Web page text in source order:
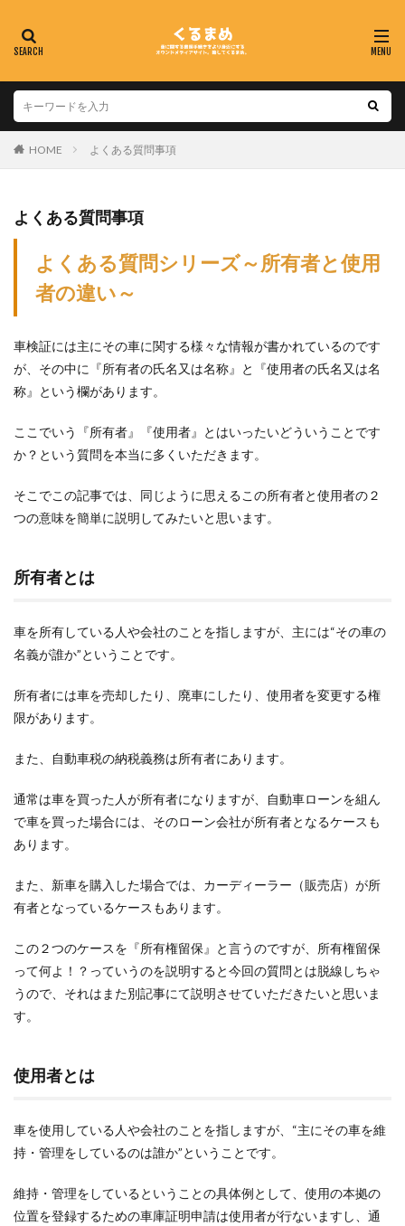
HOME よくある質問事項
よくある質問事項
よくある質問シリーズ～所有者と使用
者の違い～
車検証には主にその車に関する様々な情報が書かれているのです
が、その中に『所有者の氏名又は名称』と『使用者の氏名又は名
称』という欄があります。
ここでいう『所有者』『使用者』とはいったいどういうことです
か？という質問を本当に多くいただきます。
そこでこの記事では、同じように思えるこの所有者と使用者の２
つの意味を簡単に説明してみたいと思います。
所有者とは
車を所有している人や会社のことを指しますが、主には“その車の
名義が誰か”ということです。
所有者には車を売却したり、廃車にしたり、使用者を変更する権
限があります。
また、自動車税の納税義務は所有者にあります。
通常は車を買った人が所有者になりますが、自動車ローンを組ん
で車を買った場合には、そのローン会社が所有者となるケースも
あります。
また、新車を購入した場合では、カーディーラー（販売店）が所
有者となっているケースもあります。
この２つのケースを『所有権留保』と言うのですが、所有権留保
って何よ！？っていうのを説明すると今回の質問とは脱線しちゃ
うので、それはまた別記事にて説明させていただきたいと思いま
す。
使用者とは
車を使用している人や会社のことを指しますが、“主にその車を維
持・管理をしているのは誰か”ということです。
維持・管理をしているということの具体例として、使用の本拠の
位置を登録するための車庫証明申請は使用者が行ないますし、通